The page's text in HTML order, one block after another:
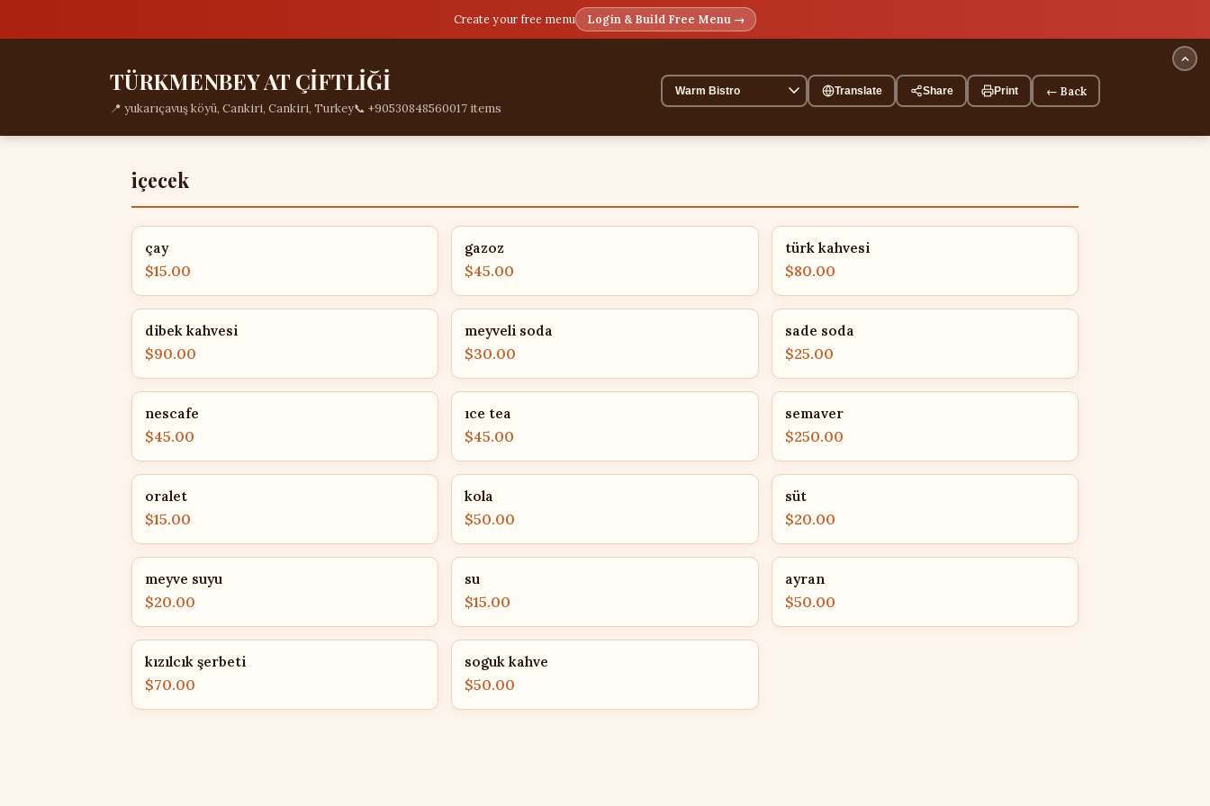
Create your free menu Login & Build Free Menu →
TÜRKMENBEY AT ÇİFTLİĞİ
📍 yukarıçavuş köyü, Cankiri, Cankiri, Turkey📞 +90530848560017 items
Translate Share Print ← Back
içecek
çay
$15.00
gazoz
$45.00
türk kahvesi
$80.00
dibek kahvesi
$90.00
meyveli soda
$30.00
sade soda
$25.00
nescafe
$45.00
ıce tea
$45.00
semaver
$250.00
oralet
$15.00
kola
$50.00
süt
$20.00
meyve suyu
$20.00
su
$15.00
ayran
$50.00
kızılcık şerbeti
$70.00
soguk kahve
$50.00